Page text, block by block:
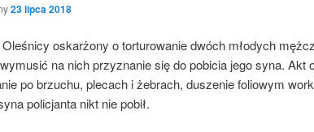
23 lipca 2018
oskarżony o torturowanie dwóch młodych
na nich przyznanie się do pobicia jego syna. Akt
po brzuchu, plecach i żebrach, duszenie foliowym
policjanta nikt nie pobił.